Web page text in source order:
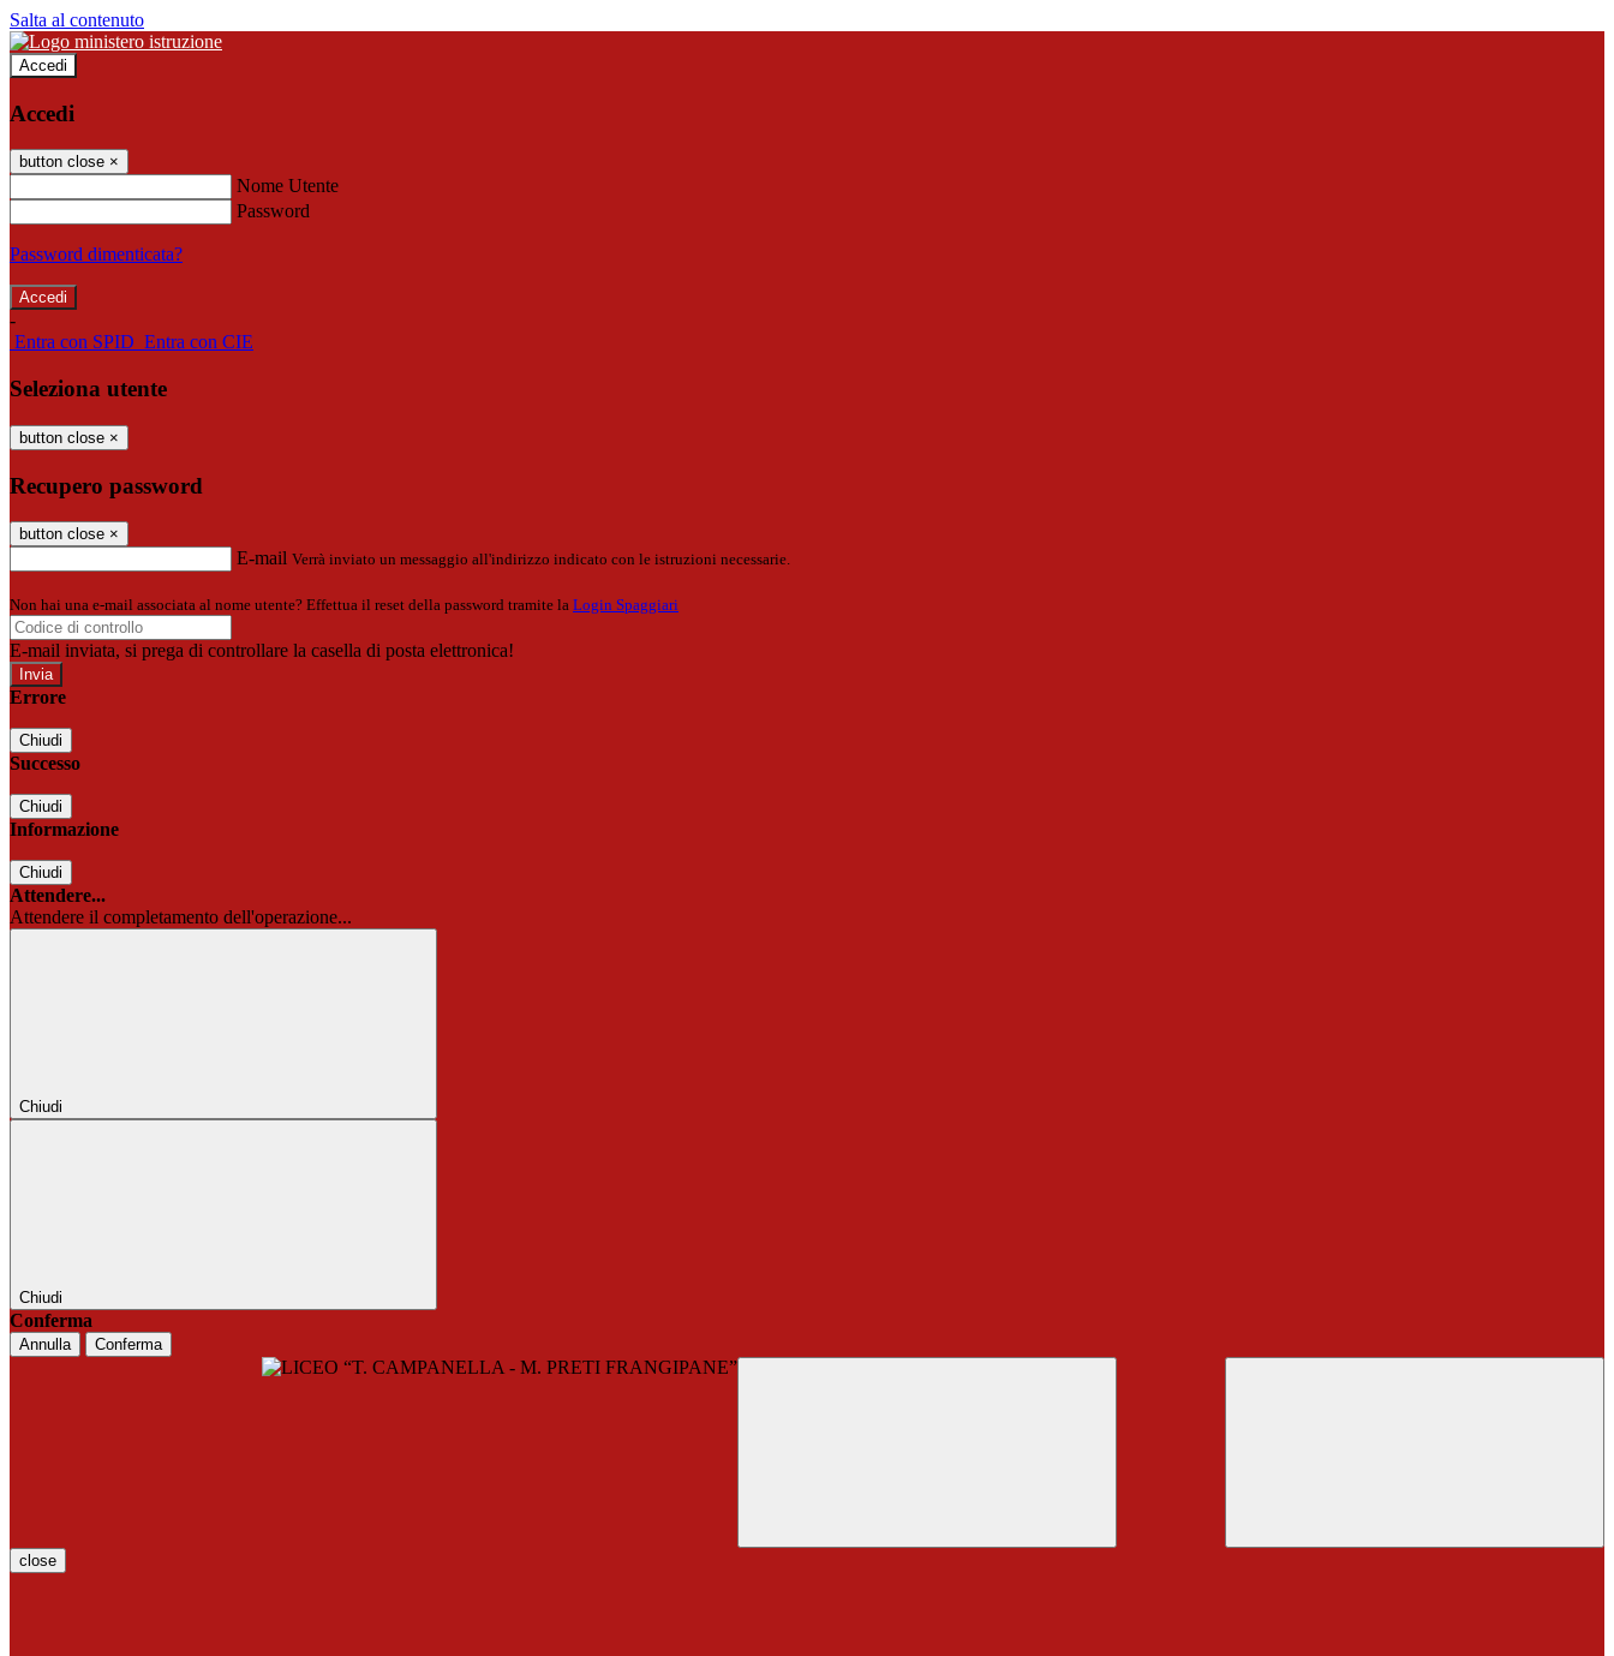
Salta al contenuto
Accedi
Accedi
button close ×
Nome Utente
Password
Password dimenticata?
-
Entra con SPID Entra con CIE
Seleziona utente
button close ×
Recupero password
button close ×
E-mail Verrà inviato un messaggio all'indirizzo indicato con le istruzioni necessarie.
Non hai una e-mail associata al nome utente? Effettua il reset della password tramite la Login Spaggiari
E-mail inviata, si prega di controllare la casella di posta elettronica!
Errore
Chiudi
Successo
Chiudi
Informazione
Chiudi
Attendere...
Attendere il completamento dell'operazione...
Chiudi
Chiudi
Conferma
Annulla Conferma
close